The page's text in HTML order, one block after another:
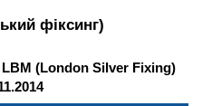
фіксинг)
LBM (London Silver Fixing)